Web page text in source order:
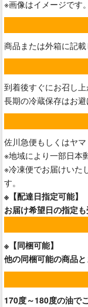
※画像はイメージです
商品または外箱に記載
到着後すぐにお召し上
長期の冷蔵保存はお避
佐川急便もしくはヤ
※地域により一部日本
※冷凍便でお届けいた
す。
※【配達日指定可能】
お届け希望日の指定も
※【同梱可能】
他の同梱可能の商品
170度～180度の油で